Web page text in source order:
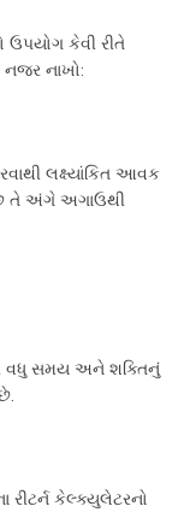
કેવી રીતે
નાખો:
લક્ષ્યાંકિત આવક
તે અંગે અગાઉથી
વધુ સમય અને શક્તિનું
કેલ્ક્યુલેટરનો